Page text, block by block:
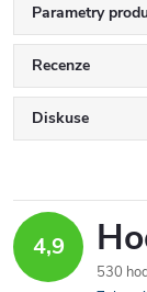
Parametry
Recenze
Diskuse
4,9
530